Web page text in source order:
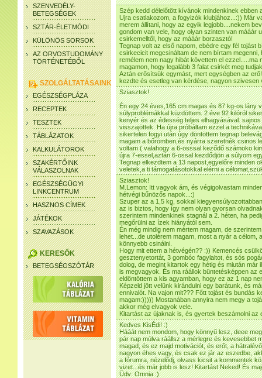
SZENVEDÉLY-
BETEGSÉGEK
SZTÁR-ÉLETMÓDI
KÜLÖNÖS SORSOK
AZ ORVOSTUDOMÁNY
TÖRTÉNETÉBŐL
SZOLGÁLTATÁSAINK
EGÉSZSÉGPLÁZA
RECEPTEK
TESZTEK
TÁBLÁZATOK
KALKULÁTOROK
SZAKÉRTŐINK
VÁLASZOLNAK
EGÉSZSÉGÜGYI
LINKCENTRUM
HASZNOS CÍMEK
JÁTÉKOK
SZAVAZÁSOK
KERESŐK
BETEGSÉGSZÓTÁR
Szép kedd délelőtött kívánok mindenkinek ebben
Ujra csatlakozom, a fogyizók klubjához...:)) Már
merem állítani, hogy az egyik legjobb....nekem
gondom van vele, hogy olyan szinten van mááár
csirkemelltől, hogy az mááár borzasztó!
Tegnap volt az első napom, ebédre egy fél tojást
csirkecicit megcsináltam de nem bírtam megenni,
remélem nem nagy hibát követtem el ezzel.....ma
magamon, hogy legalább 3 falat csirkét meg
Aztán erősítsük egymást, mert egységben az
kezdte és esetleg van kérdése, nagyon
Sziasztok!
Én egy 24 éves,165 cm magas és 87 kg-os lány
súlyproblémákkal küzdöttem. 2 éve 92 kilóról
kenyér és az édesség teljes elhagyásával.
visszajöttek. Ha újra próbáltam ezzel a
sikertelen fogyi után úgy döntöttem tegnap
magam a bőrömben,és nyárra szeretnék csinos
voltam ( valahogy a 6-osssal keződő számoko
újra 7-essel,aztán 6-ossal kezdődjön a súlyom
Tegnap elkezdtem a 13 napost,egyelőre minden
veletek,a ti támogatásotokkal elérni a
Sziasztok!
M.Lemon: Itt vagyok ám, és végigolvastam
hétvégi bűnözős napok...:)
Szuper az a 1,5 kg, sokkal
az is biztos, hogy így nem olyan gyorsan
szerintem mindenkinek stagnál a 2. héten, ha
megőrülni az ízek hiányától sem.
Én még mindig nem mértem magam, de
lehet...de utolérem magam, most a nyár a célom,
könnyebb csinálni.
Hogy mit ettem a hétvégén?? :)) Kemencés
gesztenyetortát, 3 gombóc fagylaltot, és sós
dolog, de megint kitartok egy hétig és miután
is megvagyok. És ma ráállok büntetésképpen az
eldöntöttem a kis agyamban, hogy ez az 1 nap
Képzeld jött velünk kirándulni egy barátunk, és
ennivalót. Na vajon mit??? Főtt tojást és bundás
magam:))))) Mostanában annyira nem megy a
akkor még elvagyok vele.
Kitartást az újaknak is, és gyertek beszámolni az
Kedves KisÉdi! :)
Hááát nem mondom, hogy könnyű lesz, deee
pár nap múlva ráállsz a mérlegre és kevesebbet
magad, és ez majd motivációt, és erőt, a
nagyon éhes vagy, és csak ez jár az eszedbe,
a fórumra, nézelődj, olvass kicsit a kommentek
vizet...és már jobb is lesz! Kitartást Neked! És
Üdv: Omnia :)